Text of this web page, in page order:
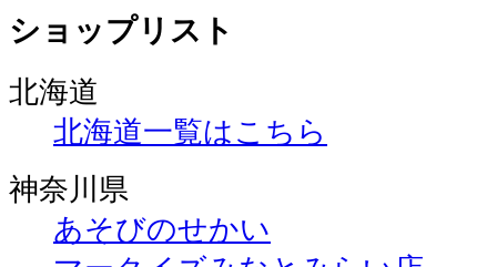
ショップリスト
北海道
北海道一覧はこちら
神奈川県
あそびのせかい